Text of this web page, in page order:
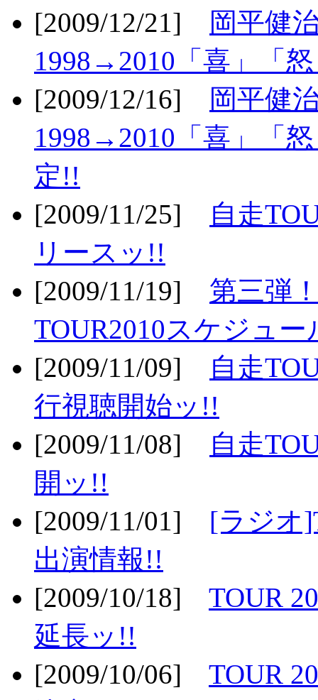
[2009/12/21]
岡平健
1998→2010「喜」「
[2009/12/16]
岡平健
1998→2010「喜」「
定!!
[2009/11/25]
自走
リースッ!!
[2009/11/19] 第三弾
TOUR2010スケジュー
[2009/11/09]
自走
行視聴開始ッ!!
[2009/11/08]
自走
開ッ!!
[2009/11/01] [ラジオ
出演情報!!
[2009/10/18] TOUR
延長ッ!!
[2009/10/06] TOUR